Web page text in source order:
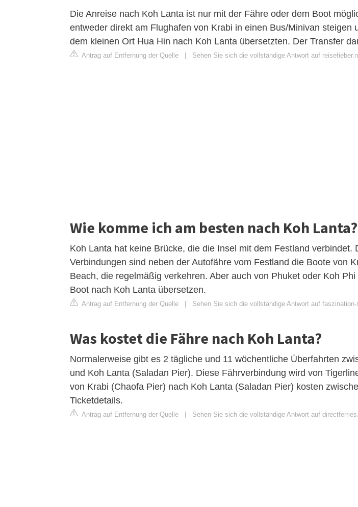
Die Anreise nach Koh Lanta ist nur mit der Fähre oder dem Boot
entweder direkt am Flughafen von Krabi in einen Bus/Minivan steigen
dem kleinen Ort Hua Hin nach Koh Lanta übersetzten. Der Transfer
Antrag auf Entfernung der Quelle Sehen Sie sich die vollständige Antwort auf
Wie komme ich am besten nach Koh Lanta?
Koh Lanta hat keine Brücke, die die Insel mit dem Festland verbindet.
Verbindungen sind neben der Autofähre vom Festland die Boote von
Beach, die regelmäßig verkehren. Aber auch von Phuket oder Koh
Boot nach Koh Lanta übersetzen.
Antrag auf Entfernung der Quelle Sehen Sie sich die vollständige Antwort auf
Was kostet die Fähre nach Koh Lanta?
Normalerweise gibt es 2 tägliche und 11 wöchentliche Überfahrten
und Koh Lanta (Saladan Pier). Diese Fährverbindung wird von
von Krabi (Chaofa Pier) nach Koh Lanta (Saladan Pier) kosten
Ticketdetails.
Antrag auf Entfernung der Quelle Sehen Sie sich die vollständige Antwort auf